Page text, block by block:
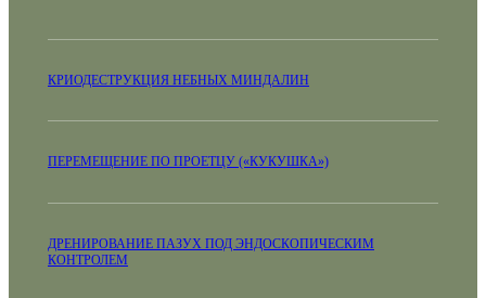
КРИОДЕСТРУКЦИЯ НЕБНЫХ МИНДАЛИН
ПЕРЕМЕЩЕНИЕ ПО ПРОЕТЦУ («КУКУШКА»)
ДРЕНИРОВАНИЕ ПАЗУХ ПОД ЭНДОСКОПИЧЕСКИМ
КОНТРОЛЕМ